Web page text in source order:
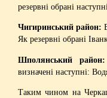
резервні обрані
Чигиринський район:
Як резервні обрані
Шполянський
визначені наступні:
Таким чином на